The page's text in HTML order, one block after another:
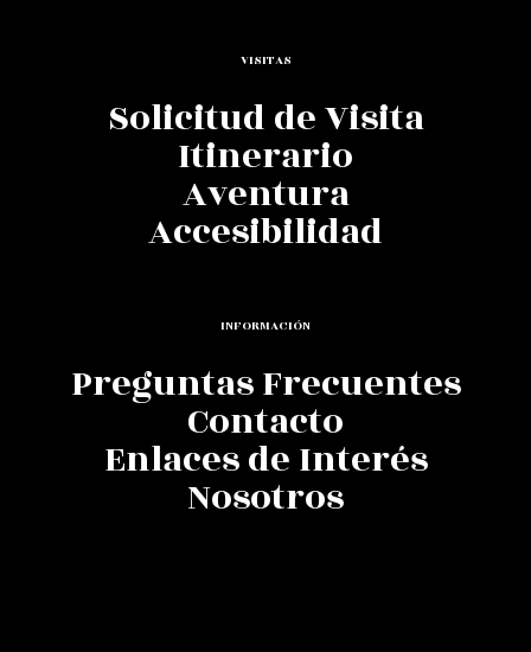
VISITAS
Solicitud de Visita
Itinerario
Aventura
Accesibilidad
INFORMACIÓN
Preguntas Frecuentes
Contacto
Enlaces de Interés
Nosotros